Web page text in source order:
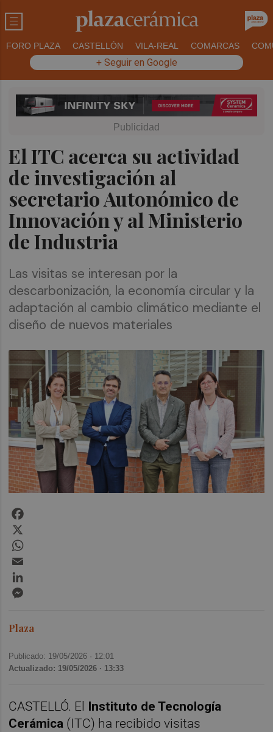
FORO PLAZA CASTELLÓN VILA-REAL COMARCAS
+ Seguir en Google
El ITC acerca su actividad
de investigación al
secretario Autonómico de
Innovación y al Ministerio
de Industria
Las visitas se interesan por la
descarbonización, la economía circular y la
adaptación al cambio climático mediante el
diseño de nuevos materiales
Plaza
Publicado: 19/05/2026 · 12:01
Actualizado: 19/05/2026 · 13:33
CASTELLÓ. El Instituto de Tecnología
Cerámica (ITC) ha recibido visitas